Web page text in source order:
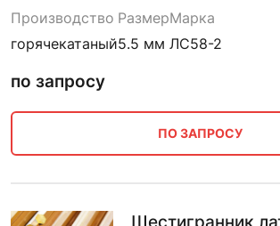
Производство
горячекатаный
Размер
5.5 мм
Марка
ЛС58-2
по запросу
ПО ЗАПРОСУ
Шестигранник